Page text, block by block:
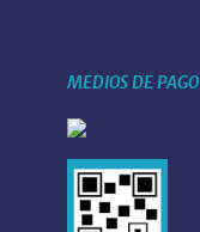
MEDIOS DE PAGO